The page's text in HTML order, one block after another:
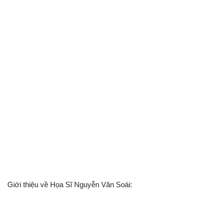
Giới thiệu về Họa Sĩ Nguyễn Văn Soái: